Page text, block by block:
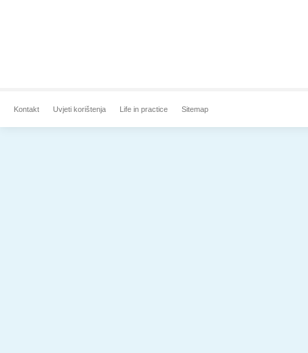
Kontakt Uvjeti korištenja Life in practice Sitemap